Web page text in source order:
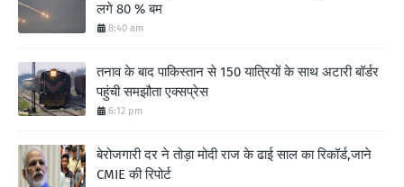
लगे 80 % बम
8:40 am
तनाव के बाद पाकिस्तान से 150 यात्रियों के साथ अटारी बॉर्डर
पहुंची समझौता एक्सप्रेस
6:12 pm
बेरोजगारी दर ने तोड़ा मोदी राज के ढाई साल का रिकॉर्ड,जाने
CMIE की रिपोर्ट